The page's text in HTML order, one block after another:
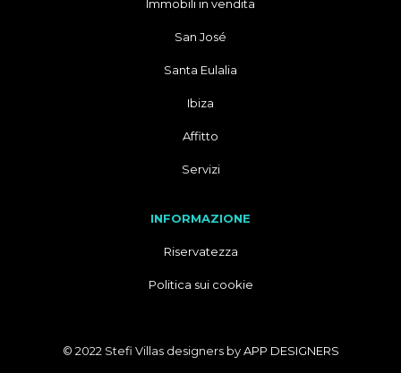
Immobili in vendita
San José
Santa Eulalia
Ibiza
Affitto
Servizi
INFORMAZIONE
Riservatezza
Politica sui cookie
© 2022 Stefi Villas designers byAPP DESIGNERS